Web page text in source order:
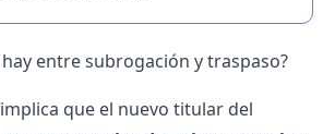
entre subrogación y traspaso?
que el nuevo titular del